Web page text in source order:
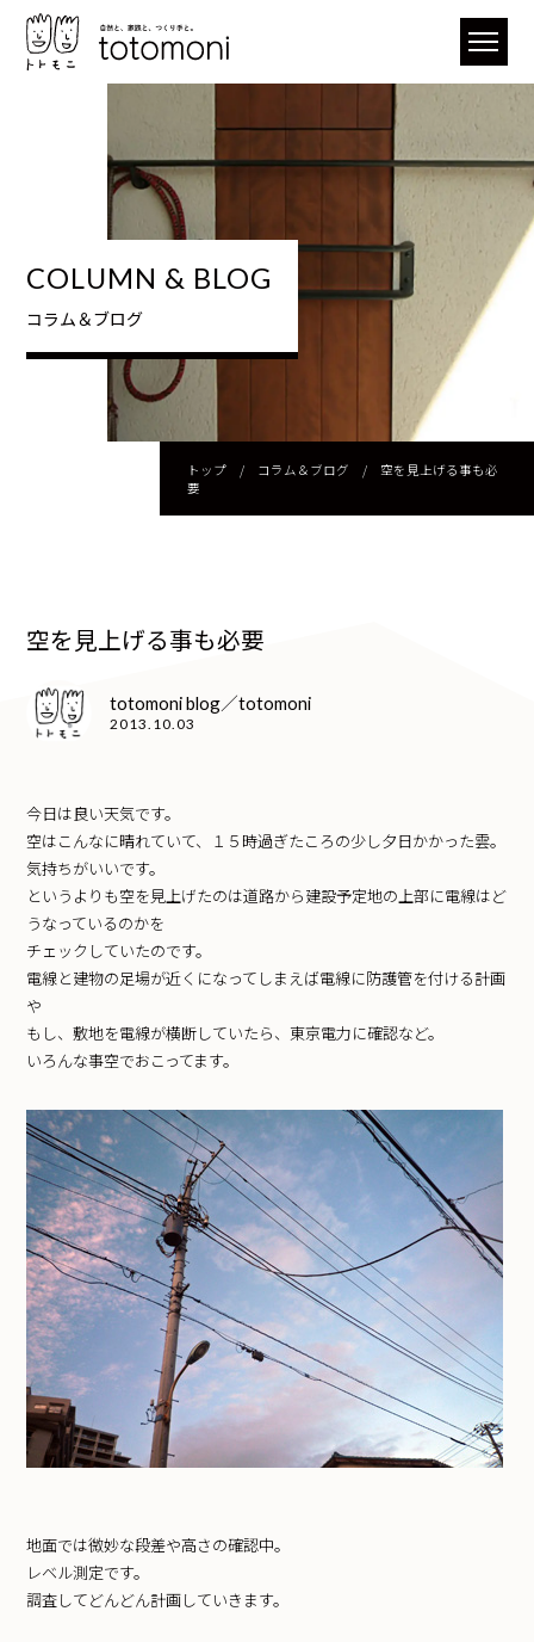
COLUMN & BLOG
コラム＆ブログ
トップ/ コラム＆ブログ / 空を見上げる事も必
要
空を見上げる事も必要
totomoni blog／totomoni
2013.10.03
今日は良い天気です。
空はこんなに晴れていて、１５時過ぎたころの少し夕日かかった雲。
気持ちがいいです。
というよりも空を見上げたのは道路から建設予定地の上部に電線はど
うなっているのかを
チェックしていたのです。
電線と建物の足場が近くになってしまえば電線に防護管を付ける計画
や
もし、敷地を電線が横断していたら、東京電力に確認など。
いろんな事空でおこってます。
地面では微妙な段差や高さの確認中。
レベル測定です。
調査してどんどん計画していきます。